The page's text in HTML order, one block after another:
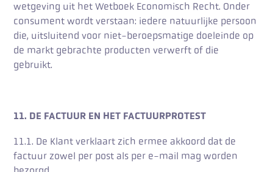
wetgeving uit het Wetboek Economisch Recht. Onder
consument wordt verstaan: iedere natuurlijke persoon
die, uitsluitend voor niet-beroepsmatige doeleinde op
de markt gebrachte producten verwerft of die
gebruikt.
11. DE FACTUUR EN HET FACTUURPROTEST
11.1. De Klant verklaart zich ermee akkoord dat de
factuur zowel per post als per e-mail mag worden